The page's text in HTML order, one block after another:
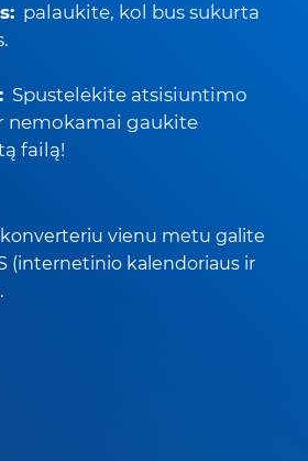
palaukite, kol bus sukurta
Spustelėkite atsisiuntimo
nemokamai gaukite
failą!
vienu metu galite
(internetinio kalendoriaus ir